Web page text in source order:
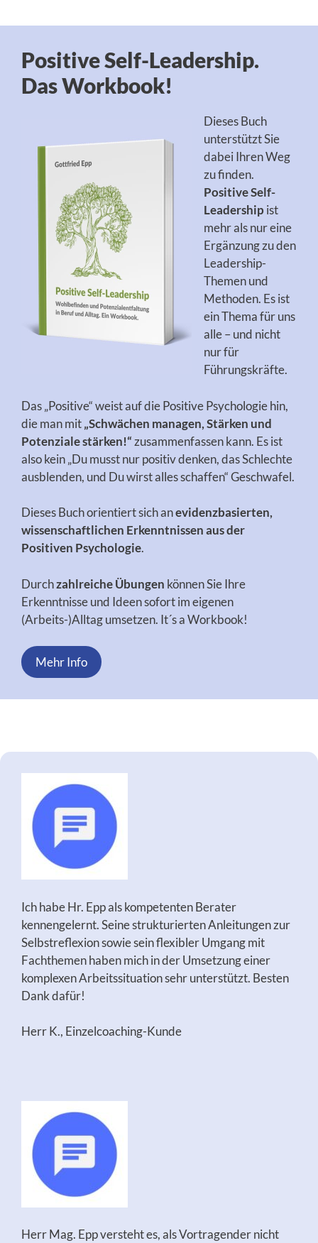
Positive Self-Leadership.
Das Workbook!
Dieses Buch
unterstützt Sie
dabei Ihren Weg
zu finden.
Positive Self-
Leadership ist
mehr als nur eine
Ergänzung zu den
Leadership-
Themen und
Methoden. Es ist
ein Thema für uns
alle – und nicht
nur für
Führungskräfte.
Das „Positive“ weist auf die Positive Psychologie hin,
die man mit„Schwächen managen, Stärken und
Potenziale stärken!“zusammenfassen kann. Es ist
also kein „Du musst nur positiv denken, das Schlechte
ausblenden, und Du wirst alles schaffen“ Geschwafel.
Dieses Buch orientiert sich anevidenzbasierten,
wissenschaftlichen Erkenntnissen aus der
Positiven Psychologie.
Durchzahlreiche Übungen können Sie Ihre
Erkenntnisse und Ideen sofort im eigenen
(Arbeits-)Alltag umsetzen. It´s a Workbook!
Mehr Info
Ich habe Hr. Epp als kompetenten Berater
kennengelernt. Seine strukturierten Anleitungen zur
Selbstreflexion sowie sein flexibler Umgang mit
Fachthemen haben mich in der Umsetzung einer
komplexen Arbeitssituation sehr unterstützt. Besten
Dank dafür!
Herr K., Einzelcoaching-Kunde
Herr Mag. Epp versteht es, als Vortragender nicht